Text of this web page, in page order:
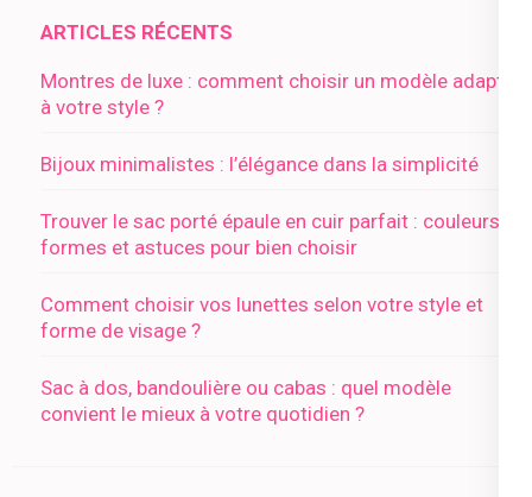
ARTICLES RÉCENTS
Montres de luxe : comment choisir un modèle adapté
à votre style ?
Bijoux minimalistes : l’élégance dans la simplicité
Trouver le sac porté épaule en cuir parfait : couleurs,
formes et astuces pour bien choisir
Comment choisir vos lunettes selon votre style et
forme de visage ?
Sac à dos, bandoulière ou cabas : quel modèle
convient le mieux à votre quotidien ?